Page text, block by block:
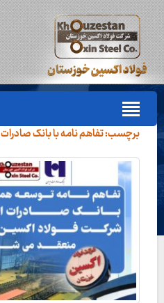
برچسب:تفاهم نامه با بانک صادرات